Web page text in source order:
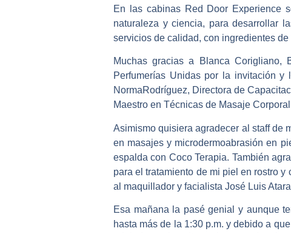
En las cabinas Red Door Experience
naturaleza y ciencia, para desarrollar
servicios de calidad, con ingredientes
Muchas gracias a Blanca Corigliano,
Perfumerías Unidas por la invitación
NormaRodríguez, Directora de
Maestro en Técnicas de Masaje
Asimismo quisiera agradecer al staff de
en masajes y microdermoabrasión en
espalda con Coco Terapia. También
para el tratamiento de mi piel en rostro
al maquillador y facialista José Luis
Esa mañana la pasé genial y aunque
hasta más de la 1:30 p.m. y debido a